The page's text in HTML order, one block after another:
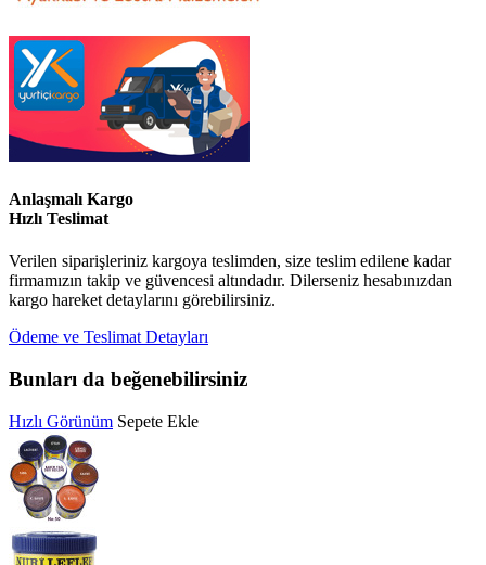
Anlaşmalı Kargo
Hızlı Teslimat
Verilen siparişleriniz kargoya teslimden, size teslim edilene kadar
firmamızın takip ve güvencesi altındadır. Dilerseniz hesabınızdan
kargo hareket detaylarını görebilirsiniz.
Ödeme ve Teslimat Detayları
Bunları da beğenebilirsiniz
Hızlı Görünüm Sepete Ekle